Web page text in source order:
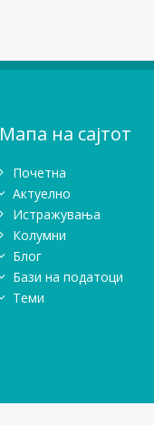
Мапа на сајтот
Почетна
Актуелно
Истражувањa
Колумни
Блог
Бази на податоци
Теми